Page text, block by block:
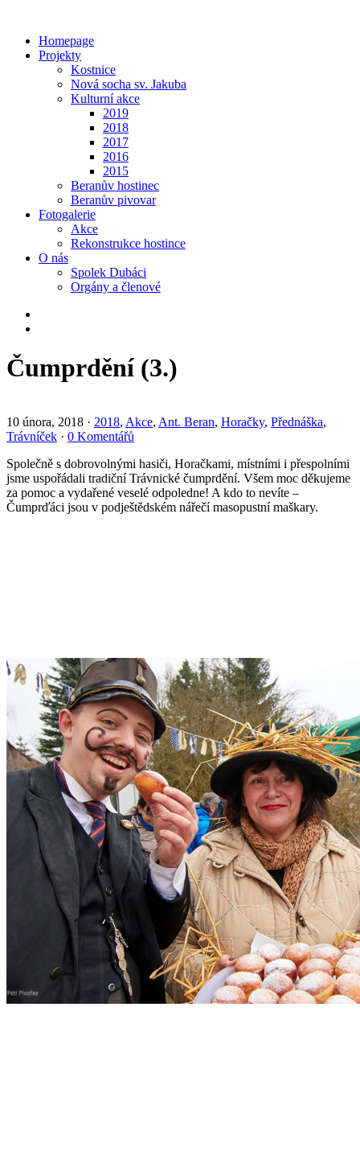
Homepage
Projekty
Kostnice
Nová socha sv. Jakuba
Kulturní akce
2019
2018
2017
2016
2015
Beranův hostinec
Beranův pivovar
Fotogalerie
Akce
Rekonstrukce hostince
O nás
Spolek Dubáci
Orgány a členové
Čumprdění (3.)
10 února, 2018 · 2018, Akce, Ant. Beran, Horačky, Přednáška,
Trávníček · 0 Komentářů
Společně s dobrovolnými hasiči, Horačkami, místními i přespolními
jsme uspořádali tradiční Trávnické čumprdění. Všem moc děkujeme
za pomoc a vydařené veselé odpoledne! A kdo to nevíte –
Čumprďáci jsou v podještědském nářečí masopustní maškary.